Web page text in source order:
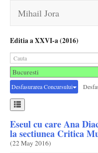
Mihail Jora
Editia a XXVI-a (2016)
Desfasurarea Concursului
Eseul cu care Ana
la sectiunea Critica
(22 May 2016)